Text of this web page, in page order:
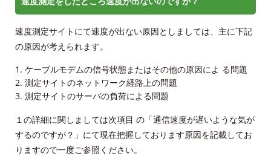
速度測定サイトにて速度が出ない原因としましては、主に下記
の原因が考えられます。
ケーブルモデムの信号状態またはその他の原因によ る問題
測定サイトのネットワーク経路上の問題
測定サイトのサーバの負荷による問題
１の詳細に関しましては次項目 の「通信速度が遅いような気が
するのですが？」にて現在把握しております原因を記載してお
りますので一度ご参照ください。
よくある質問と答え
マイページ
各種手続き
申込・資料請求
お問合せ